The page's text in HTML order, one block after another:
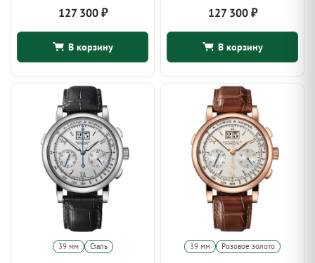
127 300 ₽
В корзину
127 300 ₽
В корзину
39 мм Сталь 39 мм Розовое золото